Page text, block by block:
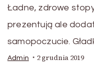
Ładne, zdrowe
prezentują ale
samopoczucie.
Admin 2 grudnia 2019